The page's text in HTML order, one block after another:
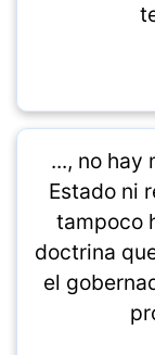
..., no hay
Estado ni
tampoco
doctrina
el